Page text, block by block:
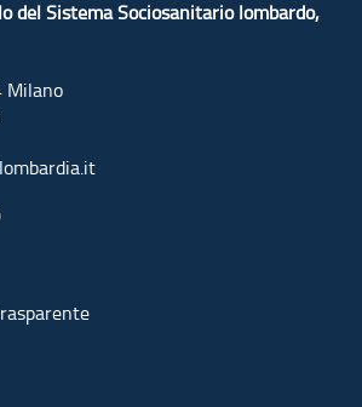
del Sistema Sociosanitario lombardo,
Milano